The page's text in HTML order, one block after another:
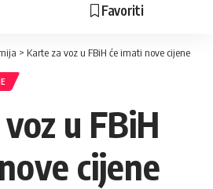
Favoriti
> Karte za voz u FBiH će imati nove cijene
u FBiH
cijene